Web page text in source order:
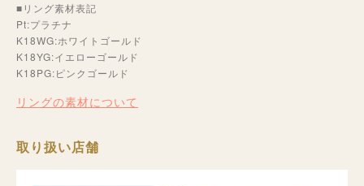
■リング素材表記
Pt:プラチナ
K18WG:ホワイトゴールド
K18YG:イエローゴールド
K18PG:ピンクゴールド
リングの素材について
取り扱い店舗